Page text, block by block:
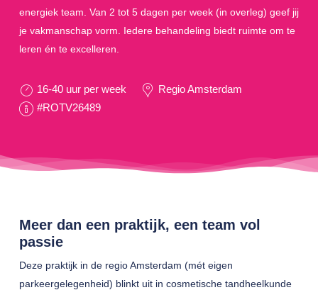
energiek team. Van 2 tot 5 dagen per week (in overleg) geef jij
je vakmanschap vorm. Iedere behandeling biedt ruimte om te
leren én te excelleren.
16-40 uur per week
Regio Amsterdam
#ROTV26489
Meer dan een praktijk, een team vol
passie
Deze praktijk in de regio Amsterdam (mét eigen
parkeergelegenheid) blinkt uit in cosmetische tandheelkunde